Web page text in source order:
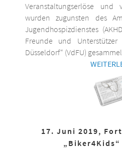
Veranstaltungserlöse
wurden zugunsten des
Jugendhospizdienstes
Freunde und
Düsseldorf“ (VdFU)
17. Juni 2019,